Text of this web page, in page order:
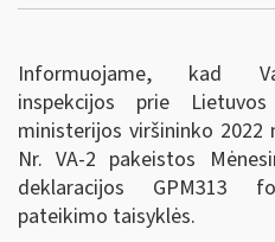
Informuojame, kad
inspekcijos prie
ministerijos viršininko
Nr. VA-2 pakeistos
deklaracijos GPM313
pateikimo taisyklės.